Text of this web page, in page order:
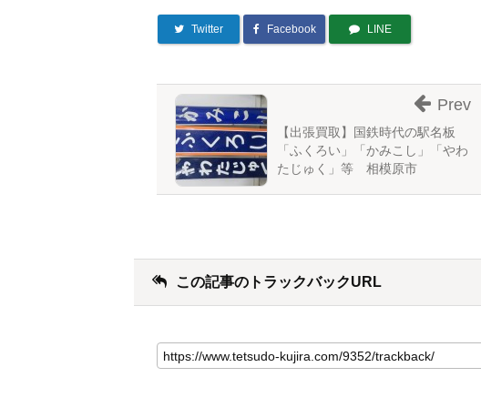
Twitter Facebook LINE
【出張買取】国鉄時代の駅名板
「ふくろい」「かみこし」「やわ
たじゅく」等 相模原市
Prev
この記事のトラックバックURL